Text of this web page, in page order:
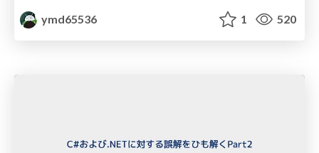
ymd65536
1 520